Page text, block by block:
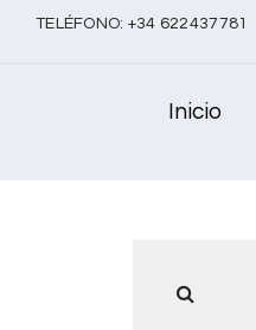
TELÉFONO: +34 622437781
Inicio